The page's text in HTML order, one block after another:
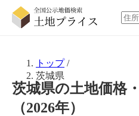
トップ/
茨城県
茨城県の土地価格
（2026年）